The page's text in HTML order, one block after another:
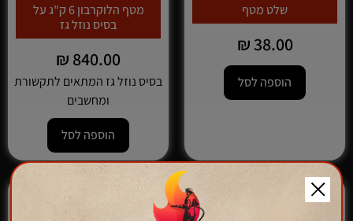
שלט מטף
38.00
₪
הוספה לסל
מטף הלוקרבון 6 ק"ג על
בסיס נוזל גז
840.00
₪
בסיס נוזל גז המתאים לתקשורת
ומחשבים
הוספה לסל